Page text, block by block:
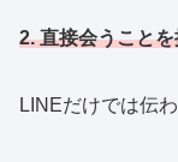
2. 直接会うこと
LINEだけでは伝